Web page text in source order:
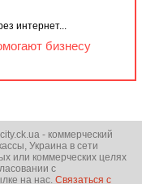
интернет...
бизнесу
- коммерческий
Украина в сети
или коммерческих целях
с
на нас. Связаться с